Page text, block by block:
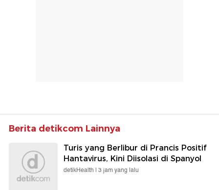
Berita detikcom Lainnya
Turis yang Berlibur di Prancis Positif
Hantavirus, Kini Diisolasi di Spanyol
detikHealth | 3 jam yang lalu